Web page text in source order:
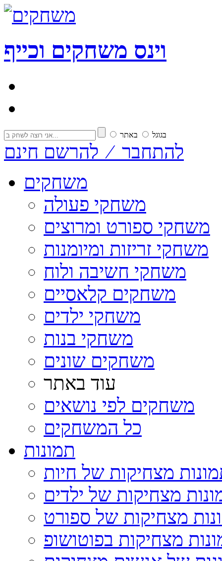
וינס משחקים וכייף
בגוגל באתר
להתחבר ⁄ להרשם חינם
משחקים
משחקי פעולה
משחקי ספורט ומרוצים
משחקי זריזות ומיומנות
משחקי חשיבה ולוח
משחקים קלאסיים
משחקי ילדים
משחקי בנות
משחקים שונים
עוד באתר
משחקים לפי נושאים
כל המשחקים
תמונות
מצחיקות של חיות
מצחיקות של ילדים
מצחיקות של ספורט
מצחיקות בפוטושופ